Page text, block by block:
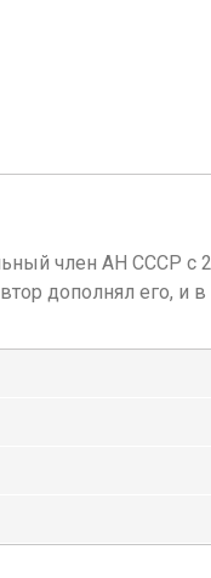
член АН СССР с
дополнял его, и